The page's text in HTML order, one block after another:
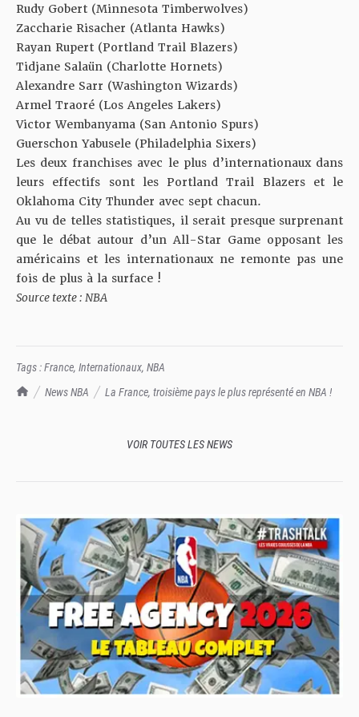
TrashTalk Actu NBA
News NBA La France, troisième pays le plus représenté en NBA !
Rudy Gobert (Minnesota Timberwolves)
Zaccharie Risacher (Atlanta Hawks)
Rayan Rupert (Portland Trail Blazers)
Tidjane Salaün (Charlotte Hornets)
Alexandre Sarr (Washington Wizards)
Armel Traoré (Los Angeles Lakers)
Victor Wembanyama (San Antonio Spurs)
Guerschon Yabusele (Philadelphia Sixers)
Les deux franchises avec le plus d’internationaux dans
leurs effectifs sont les Portland Trail Blazers et le
Oklahoma City Thunder avec sept chacun.
Au vu de telles statistiques, il serait presque surprenant
que le débat autour d’un All-Star Game opposant les
américains et les internationaux ne remonte pas une
fois de plus à la surface !
Source texte : NBA
Tags :France, Internationaux, NBA
VOIR TOUTES LES NEWS